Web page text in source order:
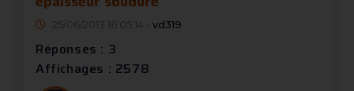
25/06/2013 16:05:14 - vd319
Réponses : 3
Affichages : 2578